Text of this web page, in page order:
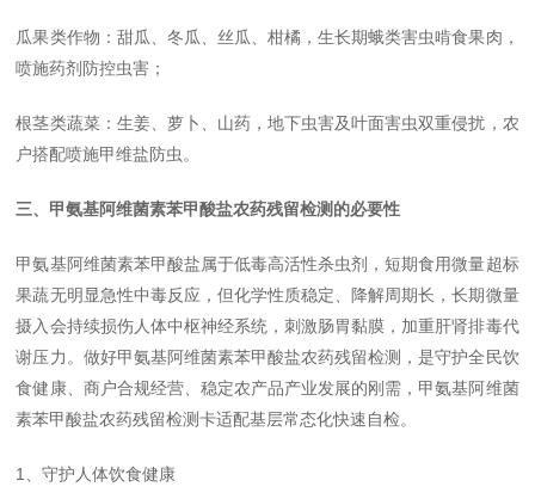
瓜果类作物：甜瓜、冬瓜、丝瓜、柑橘，生长期蛾类害虫啃食果肉，
喷施药剂防控虫害；
根茎类蔬菜：生姜、萝卜、山药，地下虫害及叶面害虫双重侵扰，农
户搭配喷施甲维盐防虫。
三、甲氨基阿维菌素苯甲酸盐农药残留检测的必要性
甲氨基阿维菌素苯甲酸盐属于低毒高活性杀虫剂，短期食用微量超标
果蔬无明显急性中毒反应，但化学性质稳定、降解周期长，长期微量
摄入会持续损伤人体中枢神经系统，刺激肠胃黏膜，加重肝肾排毒代
谢压力。做好甲氨基阿维菌素苯甲酸盐农药残留检测，是守护全民饮
食健康、商户合规经营、稳定农产品产业发展的刚需，甲氨基阿维菌
素苯甲酸盐农药残留检测卡适配基层常态化快速自检。
1、守护人体饮食健康